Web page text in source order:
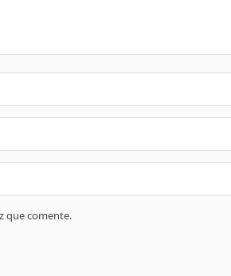
que comente.